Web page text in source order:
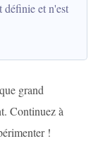
définie et n'est
grand
Continuez à
!